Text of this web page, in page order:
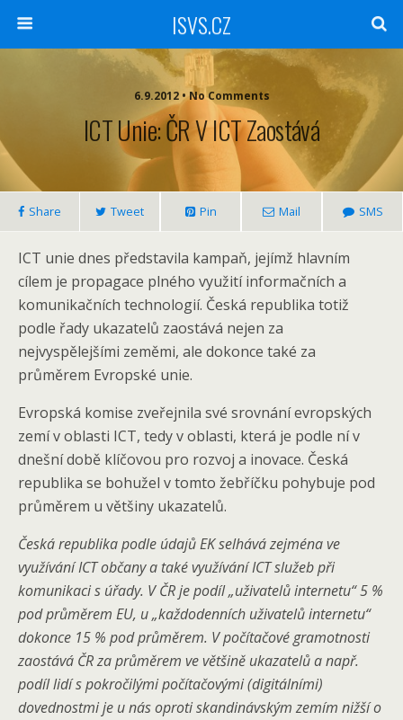
ISVS.CZ
6.9.2012 • No Comments
ICT Unie: ČR V ICT Zaostává
Share Tweet Pin Mail SMS
ICT unie dnes představila kampaň, jejímž hlavním
cílem je propagace plného využití informačních a
komunikačních technologií. Česká republika totiž
podle řady ukazatelů zaostává nejen za
nejvyspělejšími zeměmi, ale dokonce také za
průměrem Evropské unie.
Evropská komise zveřejnila své srovnání evropských
zemí v oblasti ICT, tedy v oblasti, která je podle ní v
dnešní době klíčovou pro rozvoj a inovace. Česká
republika se bohužel v tomto žebříčku pohybuje pod
průměrem u většiny ukazatelů.
Česká republika podle údajů EK selhává zejména ve
využívání ICT občany a také využívání ICT služeb při
komunikaci s úřady. V ČR je podíl „uživatelů internetu“ 5 %
pod průměrem EU, u „každodenních uživatelů internetu“
dokonce 15 % pod průměrem. V počítačové gramotnosti
zaostává ČR za průměrem ve většině ukazatelů a např.
podíl lidí s pokročilými počítačovými (digitálními)
dovednostmi je u nás oproti skandinávským zemím nižší o